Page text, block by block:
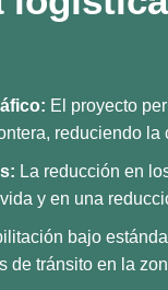
El proyecto
reduciendo
La reducción en
y en una
bajo
de tránsito en la